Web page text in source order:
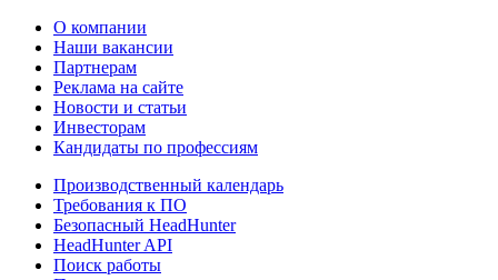
О компании
Наши вакансии
Партнерам
Реклама на сайте
Новости и статьи
Инвесторам
Кандидаты по профессиям
Производственный календарь
Требования к ПО
Безопасный HeadHunter
HeadHunter API
Поиск работы